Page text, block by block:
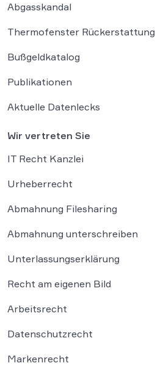
Abgasskandal
Thermofenster Rückerstattung
Bußgeldkatalog
Publikationen
Aktuelle Datenlecks
Wir vertreten Sie
IT Recht Kanzlei
Urheberrecht
Abmahnung Filesharing
Abmahnung unterschreiben
Unterlassungserklärung
Recht am eigenen Bild
Arbeitsrecht
Datenschutzrecht
Markenrecht